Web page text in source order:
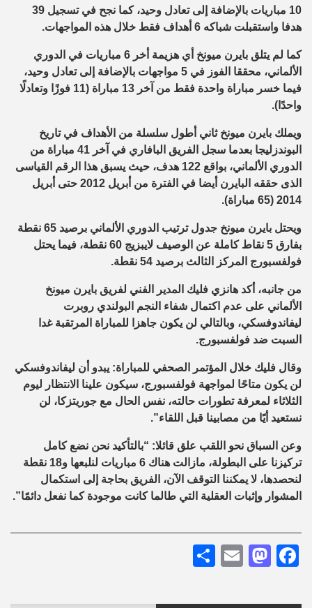
10 مباريات بالإضافة إلى تعادل وحيد، كما نجح في تسجيل 39
هدفا واستقبلت شباكه 6 أهداف فقط خلال هذه المواجهات.
كما لم يتلق بايرن ميونخ أي هزيمة أخر 6 مباريات في الدوري
الألماني، محققا الفوز في 5 مواجهات بالإضافة إلى تعادل وحيد،
فيما خسر مباراة واحدة فقط من آخر 13 مباراة (11 فوزًا وتعادلًا
واحدًا).
ويملك بايرن ميونخ ثاني أطول سلسلة من الأهداف في تاريخ
البوندزليجا بعدما سجل الفريق البافاري في آخر 41 مباراة من
الدوري الألماني، بواقع 122 هدف، حيث يسبق هذا الرقم القياسى
الذى حققه البايرن أيضا في الفترة من أبريل 2012 حتى أبريل
2014 (65 مباراة).
ويحتل بايرن ميونخ جدول ترتيب الدوري الألماني برصيد 65 نقطة
بفارق 5 نقاط كاملة عن الوصيف لايبزيج 60 نقطة، فيما يحتل
فولفسبورج المركز الثالث برصيد 54 نقطة.
من جانبه، أكد هانزي فليك المدير الفني لفريق بايرن ميونخ
الألماني على عدم اكتمال شفاء النجم البولندي روبرت
ليفاندوفسكي، وبالتالي لن يكون جاهزا للمباراة المرتقبة غدا
السبت ضد فولفسبورج.
وقال فليك خلال المؤتمر الصحفي للمباراة: يبدو أن ليفاندوفسكي
لن يكون متاحًا لمواجهة فولفسبورج، سيكون علينا الانتظار ليوم
الثلاثاء لمعرفة تطورات حالته، نفس الحال مع جوريتزكا، لن
نستعيد أيًا من مصابينا قبل اللقاء”.
وعن السباق نحو اللقب علق قائلا: “بالتأكيد نحن نضع كامل
تركيزنا على البطولة، مازالت هناك 6 مباريات لنلبعها و18 نقطة
لنحصدها، لا يمكننا التوقف الآن، الفريق بحاجة إلى استكمال
المشوار وإثبات العقلية التي طالما كانت موجودة كما نفعل دائمًا”.
Facebook
Mastodon
Email